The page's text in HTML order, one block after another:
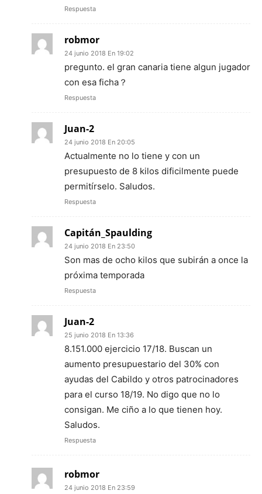
Respuesta
robmor
24 junio 2018 En 19:02
pregunto. el gran canaria tiene algun jugador
con esa ficha？
Respuesta
Juan-2
24 junio 2018 En 20:05
Actualmente no lo tiene y con un
presupuesto de 8 kilos dificilmente puede
permitírselo. Saludos.
Respuesta
Capitán_Spaulding
24 junio 2018 En 23:50
Son mas de ocho kilos que subirán a once la
próxima temporada
Respuesta
Juan-2
25 junio 2018 En 13:36
8.151.000 ejercicio 17/18. Buscan un
aumento presupuestario del 30% con
ayudas del Cabildo y otros patrocinadores
para el curso 18/19. No digo que no lo
consigan. Me ciño a lo que tienen hoy.
Saludos.
Respuesta
robmor
24 junio 2018 En 23:59